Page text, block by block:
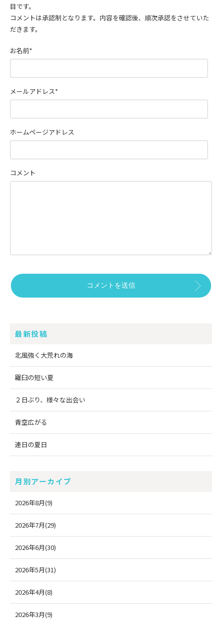
目です。
コメントは承認制となります。内容を確認後、順次承認をさせていた
だきます。
コメント
お名前*
メールアドレス*
ホームページアドレス
最新投稿
北風強く大荒れの海
羅臼の短い夏
２日ぶり、様々な出会い
青空広がる
連日の夏日
月別アーカイブ
2026年8月(9)
2026年7月(29)
2026年6月(30)
2026年5月(31)
2026年4月(8)
2026年3月(9)